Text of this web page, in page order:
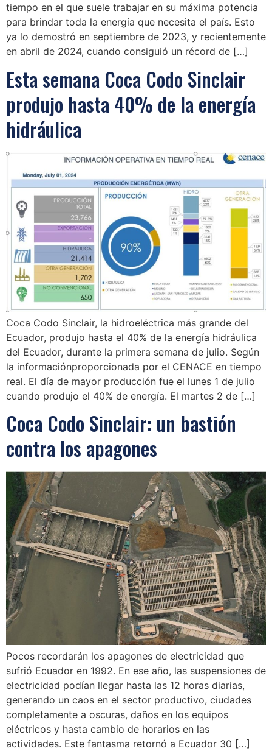
tiempo en el que suele trabajar en su máxima potencia
para brindar toda la energía que necesita el país. Esto
ya lo demostró en septiembre de 2023, y recientemente
en abril de 2024, cuando consiguió un récord de […]
Esta semana Coca Codo Sinclair
produjo hasta 40% de la energía
hidráulica
Coca Codo Sinclair, la hidroeléctrica más grande del
Ecuador, produjo hasta el 40% de la energía hidráulica
del Ecuador, durante la primera semana de julio. Según
la informaciónproporcionada por el CENACE en tiempo
real. El día de mayor producción fue el lunes 1 de julio
cuando produjo el 40% de energía. El martes 2 de […]
Coca Codo Sinclair: un bastión
contra los apagones
Pocos recordarán los apagones de electricidad que
sufrió Ecuador en 1992. En ese año, las suspensiones de
electricidad podían llegar hasta las 12 horas diarias,
generando un caos en el sector productivo, ciudades
completamente a oscuras, daños en los equipos
eléctricos y hasta cambio de horarios en las
actividades. Este fantasma retornó a Ecuador 30 […]